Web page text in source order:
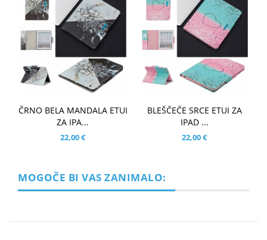
ČRNO BELA MANDALA ETUI
ZA IPA...
22,00 €
BLEŠČEČE SRCE ETUI ZA
IPAD ...
22,00 €
MOGOČE BI VAS ZANIMALO: